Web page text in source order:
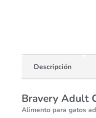
Descripción
Bravery Adult
Alimento para gatos